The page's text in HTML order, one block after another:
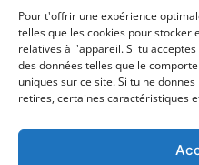
Pour t'offrir une expérience
telles que les cookies pour
relatives à l'appareil. Si tu
des données telles que le
uniques sur ce site. Si tu ne
retires, certaines caractéristiques
également la tour
supports en bois. Un